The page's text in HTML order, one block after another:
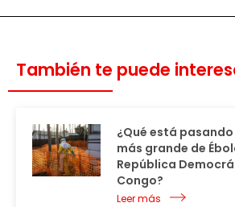
También te puede
¿Qué está
más grande de
República
Congo?
Leer más